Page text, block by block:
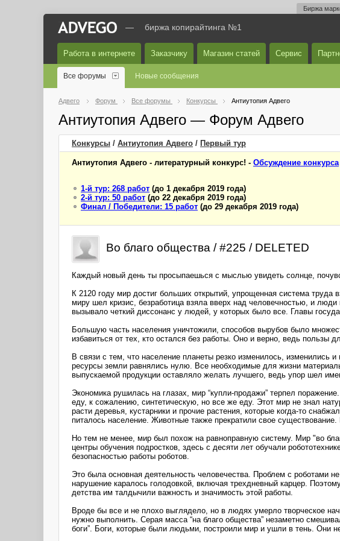
Биржа
— биржа копирайтинга №1
Работа в интернете Заказчику Магазин статей Сервис
Все форумы Новые сообщения
Адвего Форум Все форумы Конкурсы Антиутопия Адвего
Антиутопия Адвего — Форум Адвего
Конкурсы / Антиутопия Адвего / Первый тур
Антиутопия Адвего - литературный конкурс! - Обсуждение конкурса
1-й тур: 268 работ (до 1 декабря 2019 года)
2-й тур: 50 работ (до 22 декабря 2019 года)
Финал / Победители: 15 работ (до 29 декабря 2019 года)
Во благо общества / #225 / DELETED
Каждый новый день ты просыпаешься с мыслью увидеть солнце,
К 2120 году мир достиг больших открытий, упрощенная система труда
миру шел кризис, безработица взяла вверх над человечностью, и
вызывало четкий диссонанс у людей, у которых было все. Главы
Большую часть населения уничтожили, способов вырубов было
избавиться от тех, кто остался без работы. Оно и верно, ведь пользы
В связи с тем, что население планеты резко изменилось, изменились
ресурсы земли равнялись нулю. Все необходимые для жизни
выпускаемой продукции оставляло желать лучшего, ведь упор шел
Экономика рушилась на глазах, мир “купли-продажи” терпел
еду, к сожалению, синтетическую, но все же еду. Этот мир не знал
расти деревья, кустарники и прочие растения, которые когда-то
питалось население. Животные также прекратили свое
Но тем не менее, мир был похож на равноправную систему. Мир "во
центры обучения подростков, здесь с десяти лет обучали
безопасностью работы роботов.
Это была основная деятельность человечества. Проблем с роботами
нарушение каралось голодовкой, включая трехдневный карцер.
детства им талдычили важность и значимость этой работы.
Вроде бы все и не плохо выглядело, но в людях умерло творческое
нужно выполнить. Серая масса “на благо общества” незаметно
боги”. Боги, которые были людьми, построили мир и ушли в тень. Они